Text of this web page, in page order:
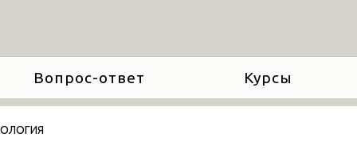
Вопрос-ответ Курсы